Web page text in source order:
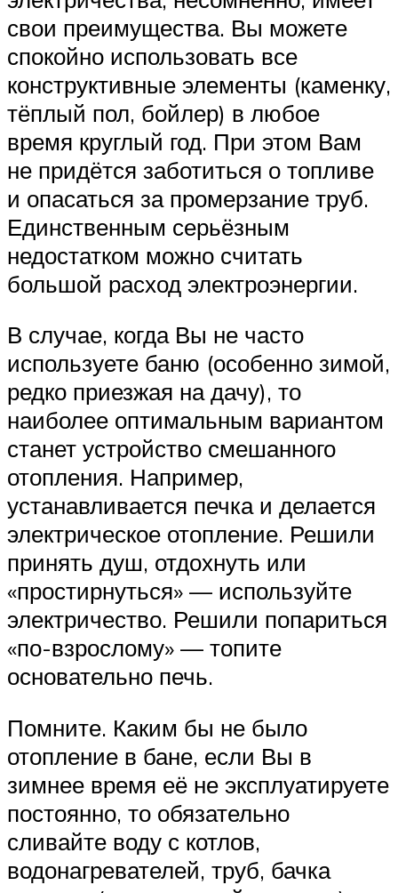
свои преимущества. Вы можете
спокойно использовать все
конструктивные элементы (каменку,
тёплый пол, бойлер) в любое
время круглый год. При этом Вам
не придётся заботиться о топливе
и опасаться за промерзание труб.
Единственным серьёзным
недостатком можно считать
большой расход электроэнергии.
В случае, когда Вы не часто
используете баню (особенно зимой,
редко приезжая на дачу), то
наиболее оптимальным вариантом
станет устройство смешанного
отопления. Например,
устанавливается печка и делается
электрическое отопление. Решили
принять душ, отдохнуть или
«простирнуться» — используйте
электричество. Решили попариться
«по-взрослому» — топите
основательно печь.
Помните. Каким бы не было
отопление в бане, если Вы в
зимнее время её не эксплуатируете
постоянно, то обязательно
сливайте воду с котлов,
водонагревателей, труб, бачка